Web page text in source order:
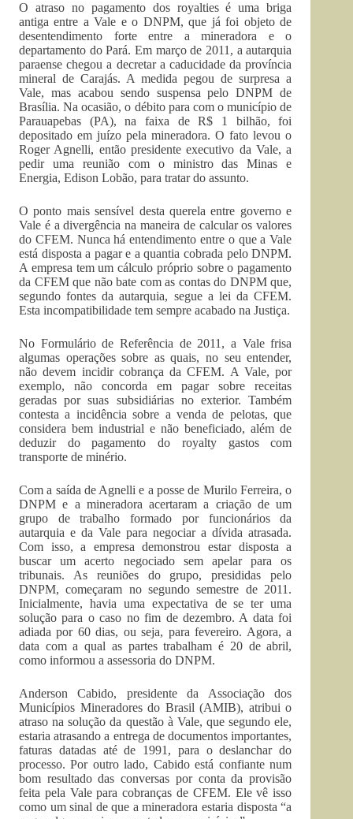
O atraso no pagamento dos royalties é uma briga
antiga entre a Vale e o DNPM, que já foi objeto de
desentendimento forte entre a mineradora e o
departamento do Pará. Em março de 2011, a autarquia
paraense chegou a decretar a caducidade da província
mineral de Carajás. A medida pegou de surpresa a
Vale, mas acabou sendo suspensa pelo DNPM de
Brasília. Na ocasião, o débito para com o município de
Parauapebas (PA), na faixa de R$ 1 bilhão, foi
depositado em juízo pela mineradora. O fato levou o
Roger Agnelli, então presidente executivo da Vale, a
pedir uma reunião com o ministro das Minas e
Energia, Edison Lobão, para tratar do assunto.
O ponto mais sensível desta querela entre governo e
Vale é a divergência na maneira de calcular os valores
do CFEM. Nunca há entendimento entre o que a Vale
está disposta a pagar e a quantia cobrada pelo DNPM.
A empresa tem um cálculo próprio sobre o pagamento
da CFEM que não bate com as contas do DNPM que,
segundo fontes da autarquia, segue a lei da CFEM.
Esta incompatibilidade tem sempre acabado na Justiça.
No Formulário de Referência de 2011, a Vale frisa
algumas operações sobre as quais, no seu entender,
não devem incidir cobrança da CFEM. A Vale, por
exemplo, não concorda em pagar sobre receitas
geradas por suas subsidiárias no exterior. Também
contesta a incidência sobre a venda de pelotas, que
considera bem industrial e não beneficiado, além de
deduzir do pagamento do royalty gastos com
transporte de minério.
Com a saída de Agnelli e a posse de Murilo Ferreira, o
DNPM e a mineradora acertaram a criação de um
grupo de trabalho formado por funcionários da
autarquia e da Vale para negociar a dívida atrasada.
Com isso, a empresa demonstrou estar disposta a
buscar um acerto negociado sem apelar para os
tribunais. As reuniões do grupo, presididas pelo
DNPM, começaram no segundo semestre de 2011.
Inicialmente, havia uma expectativa de se ter uma
solução para o caso no fim de dezembro. A data foi
adiada por 60 dias, ou seja, para fevereiro. Agora, a
data com a qual as partes trabalham é 20 de abril,
como informou a assessoria do DNPM.
Anderson Cabido, presidente da Associação dos
Municípios Mineradores do Brasil (AMIB), atribui o
atraso na solução da questão à Vale, que segundo ele,
estaria atrasando a entrega de documentos importantes,
faturas datadas até de 1991, para o deslanchar do
processo. Por outro lado, Cabido está confiante num
bom resultado das conversas por conta da provisão
feita pela Vale para cobranças de CFEM. Ele vê isso
como um sinal de que a mineradora estaria disposta “a